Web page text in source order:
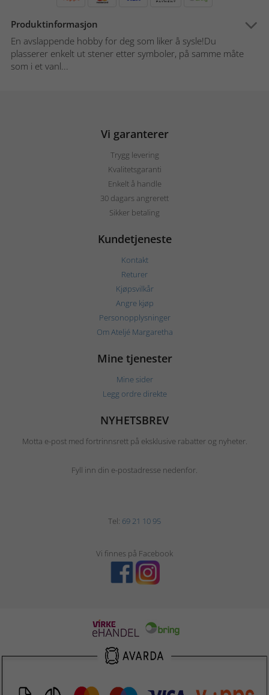
Produktinformasjon
En avslappende hobby for deg som liker å sysle!Du
plasserer enkelt ut stener etter symboler, på samme måte
som i et vanl...
Vi garanterer
Trygg levering
Kvalitetsgaranti
Enkelt å handle
30 dagars angrerett
Sikker betaling
Kundetjeneste
Kontakt
Returer
Kjøpsvilkår
Angre kjøp
Personopplysninger
Om Ateljé Margaretha
Mine tjenester
Mine sider
Legg ordre direkte
NYHETSBREV
Motta e-post med fortrinnsrett på eksklusive rabatter og nyheter.
Fyll inn din e-postadresse nedenfor.
Tel: 69 21 10 95
Vi finnes på Facebook